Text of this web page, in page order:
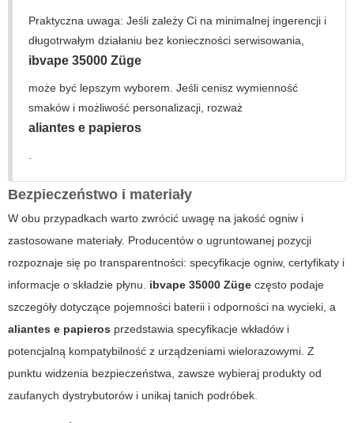
Praktyczna uwaga: Jeśli zależy Ci na minimalnej ingerencji i
długotrwałym działaniu bez konieczności serwisowania,
ibvape 35000 Züge
może być lepszym wyborem. Jeśli cenisz wymienność
smaków i możliwość personalizacji, rozważ
aliantes e papieros
.
Bezpieczeństwo i materiały
W obu przypadkach warto zwrócić uwagę na jakość ogniw i
zastosowane materiały. Producentów o ugruntowanej pozycji
rozpoznaje się po transparentności: specyfikacje ogniw, certyfikaty i
informacje o składzie płynu. ibvape 35000 Züge często podaje
szczegóły dotyczące pojemności baterii i odporności na wycieki, a
aliantes e papieros przedstawia specyfikacje wkładów i
potencjalną kompatybilność z urządzeniami wielorazowymi. Z
punktu widzenia bezpieczeństwa, zawsze wybieraj produkty od
zaufanych dystrybutorów i unikaj tanich podróbek.